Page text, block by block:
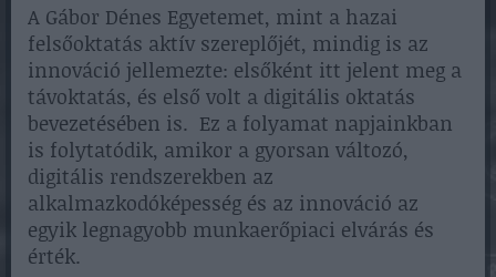
A Gábor Dénes Egyetemet, mint a hazai
felsőoktatás aktív szereplőjét, mindig is az
innováció jellemezte: elsőként itt jelent meg a
távoktatás, és első volt a digitális oktatás
bevezetésében is. Ez a folyamat napjainkban
is folytatódik, amikor a gyorsan változó,
digitális rendszerekben az
alkalmazkodóképesség és az innováció az
egyik legnagyobb munkaerőpiaci elvárás és
érték.